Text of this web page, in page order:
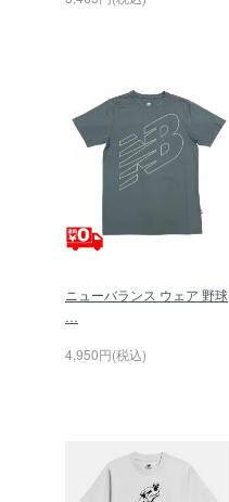
ニューバランス ウェア 野球
…
4,950円(税込)